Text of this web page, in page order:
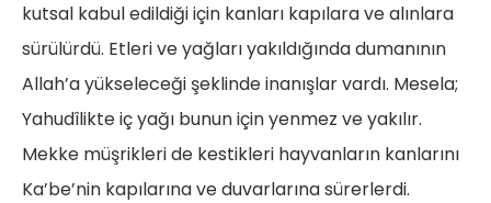
kutsal kabul edildiği için kanları kapılara ve alınlara
sürülürdü. Etleri ve yağları yakıldığında dumanının
Allah’a yükseleceği şeklinde inanışlar vardı. Mesela;
Yahudîlikte iç yağı bunun için yenmez ve yakılır.
Mekke müşrikleri de kestikleri hayvanların kanlarını
Ka’be’nin kapılarına ve duvarlarına sürerlerdi.